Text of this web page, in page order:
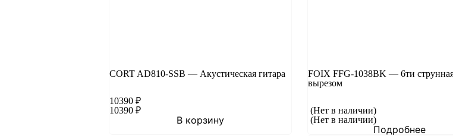
CORT AD810-SSB — Акустическая гитара
10390 ₽
10390 ₽
В корзину
FOIX FFG-1038BK — 6ти струнная
вырезом
(Нет в наличии)
(Нет в наличии)
Подробнее